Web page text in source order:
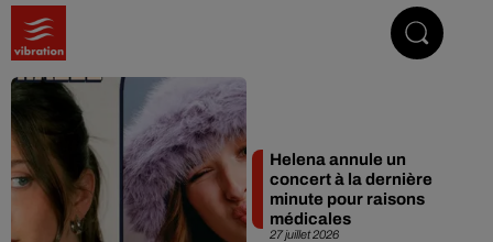
27 juillet 2026
Helena annule un
concert à la dernière
minute pour raisons
médicales